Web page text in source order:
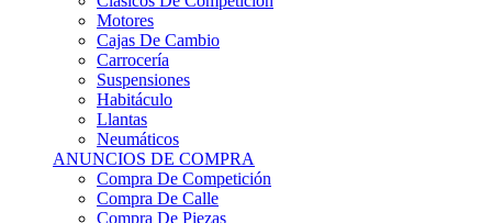
Motores
Cajas De Cambio
Carrocería
Suspensiones
Habitáculo
Llantas
Neumáticos
ANUNCIOS DE COMPRA
Compra De Competición
Compra De Calle
Compra De Piezas